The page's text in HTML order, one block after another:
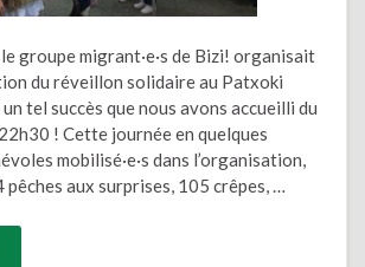
groupe migrant·e·s de Bizi! organisait
du réveillon solidaire au Patxoki
tel succès que nous avons accueilli du
! Cette journée en quelques
mobilisé·e·s dans l’organisation,
aux surprises, 105 crêpes, …